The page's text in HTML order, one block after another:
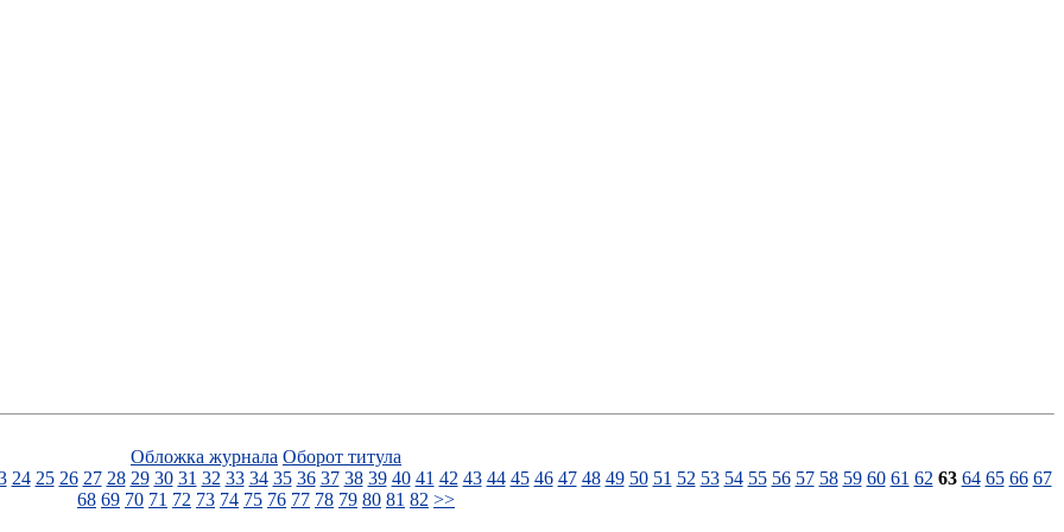
Обложка журнала Оборот титула
24 25 26 27 28 29 30 31 32 33 34 35 36 37 38 39 40 41 42 43 44 45 46 47 48 49 50 51 52 53 54 55 56 57 58 59 60 61 62 63 64 65 66 67
68 69 70 71 72 73 74 75 76 77 78 79 80 81 82 >>